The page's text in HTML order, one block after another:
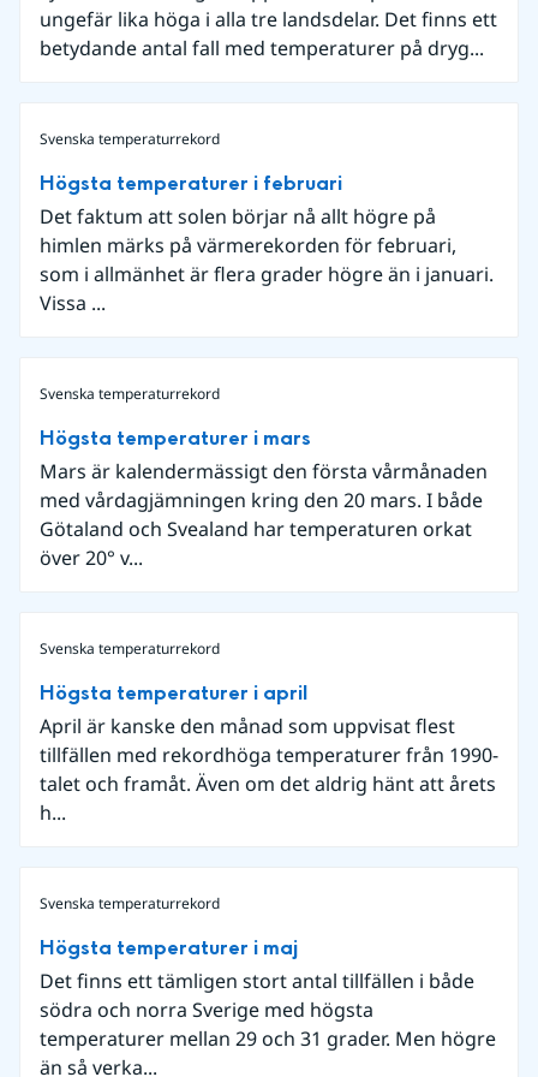
ungefär lika höga i alla tre landsdelar. Det finns ett
betydande antal fall med temperaturer på dryg...
Svenska temperaturrekord
Högsta temperaturer i februari
Det faktum att solen börjar nå allt högre på
himlen märks på värmerekorden för februari,
som i allmänhet är flera grader högre än i januari.
Vissa ...
Svenska temperaturrekord
Högsta temperaturer i mars
Mars är kalendermässigt den första vårmånaden
med vårdagjämningen kring den 20 mars. I både
Götaland och Svealand har temperaturen orkat
över 20° v...
Svenska temperaturrekord
Högsta temperaturer i april
April är kanske den månad som uppvisat flest
tillfällen med rekordhöga temperaturer från 1990-
talet och framåt. Även om det aldrig hänt att årets
h...
Svenska temperaturrekord
Högsta temperaturer i maj
Det finns ett tämligen stort antal tillfällen i både
södra och norra Sverige med högsta
temperaturer mellan 29 och 31 grader. Men högre
än så verka...